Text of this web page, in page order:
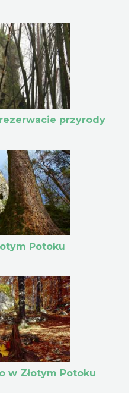
przyrody
Potoku
w Złotym Potoku